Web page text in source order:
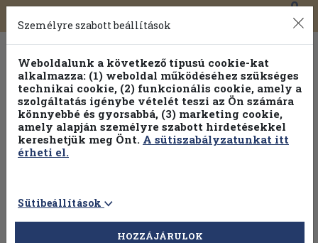
Toggle
navigation
0
Válogasson több mint 1.000.000 kiadványunk közül
100% kedvezménnyel!
Személyre szabott beállítások
Weboldalunk a következő típusú cookie-kat
alkalmazza: (1) weboldal működéséhez szükséges
technikai cookie, (2) funkcionális cookie, amely a
szolgáltatás igénybe vételét teszi az Ön számára
könnyebbé és gyorsabbá, (3) marketing cookie,
amely alapján személyre szabott hirdetésekkel
kereshetjük meg Önt. A sütiszabályzatunkat itt
érheti el.
Sütibeállítások
HOZZÁJÁRULOK